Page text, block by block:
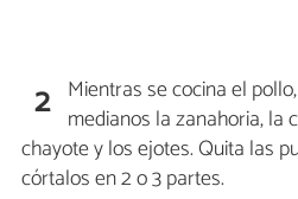
2 Mientras se cocina el pollo,
medianos la zanahoria, la
chayote y los ejotes. Quita las
córtalos en 2 o 3 partes.